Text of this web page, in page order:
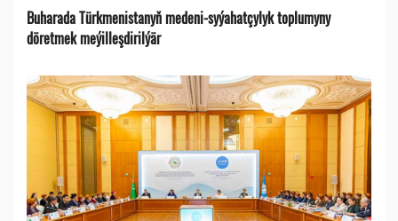
Buharada Türkmenistanyň medeni-syýahatçylyk toplumyny
döretmek meýilleşdirilýär